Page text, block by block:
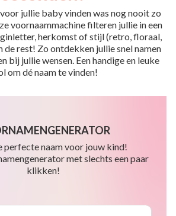
jullie baby vinden was nog nooit zo
voornaammachine filteren jullie in een
herkomst of stijl (retro, floraal,
rest! Zo ontdekken jullie snel namen
bij jullie wensen. Een handige en leuke
om dé naam te vinden!
perfecte naam voor jouw kind!
met slechts een paar
klikken!